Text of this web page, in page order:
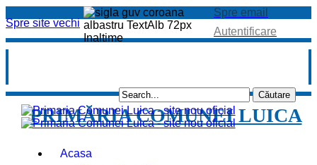
Spre site vechi
Spre email
Autentificare
PRIMĂRIA COMUNEI LUICA
Acasa